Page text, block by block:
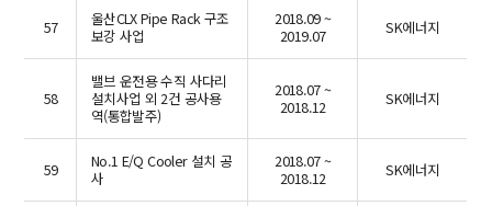
57
울산CLX Pipe Rack 구조
보강 사업
2018.09 ~
2019.07
SK에너지
58
밸브 운전용 수직 사다리
설치사업 외 2건 공사용
역(통합발주)
2018.07 ~
2018.12
SK에너지
59
No.1 E/Q Cooler 설치 공
사
2018.07 ~
2018.12
SK에너지